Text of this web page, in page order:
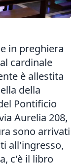
in preghiera
cardinale
è allestita
della
Pontificio
Aurelia 208,
sono arrivati
all'ingresso,
c'è il libro